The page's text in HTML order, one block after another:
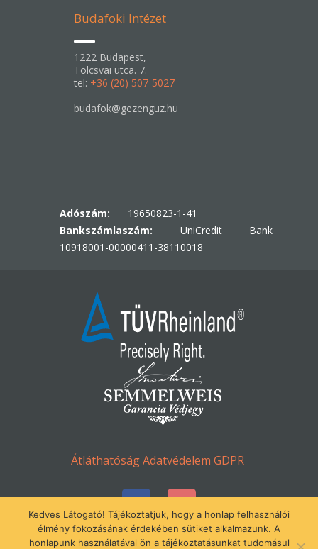
Budafoki Intézet
1222 Budapest,
Tolcsvai utca. 7.
tel: +36 (20) 507-5027
budafok@gezenguz.hu
Adószám: 19650823-1-41
Bankszámlaszám: UniCredit Bank
10918001-00000411-38110018
ÁtláthatóságAdatvédelem GDPR
© Minden jog fenntartva 2016-2023.
Kedves Látogató! Tájékoztatjuk, hogy a honlap felhasználói
élmény fokozásának érdekében sütiket alkalmazunk. A
honlapunk használatával ön a tájékoztatásunkat tudomásul